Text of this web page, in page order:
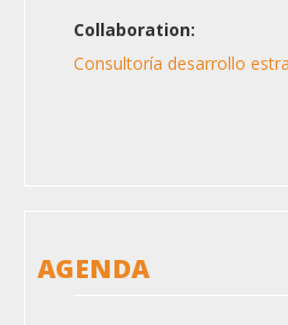
Collaboration:
Consultoría desarrollo
AGENDA